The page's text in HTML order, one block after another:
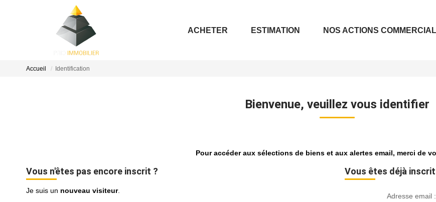
ACHETER ESTIMATION NOS ACTIONS
Accueil Identification
Bienvenue, veuillez vous identifier
Pour accéder aux sélections de biens et aux alertes email, merci de
Vous n'êtes pas encore inscrit ?
Je suis un nouveau visiteur.
Vous êtes déjà inscrit
Adresse email :